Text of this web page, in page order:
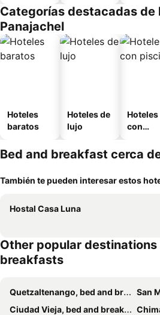
o
Categorías destacadas de
Panajachel
Hoteles
baratos
Hoteles de
lujo
Hoteles
con
Bed and breakfast cerca
También te pueden interesar estos
Hostal Casa Luna
Other popular
breakfasts
Quetzaltenango, bed and breakfasts
San
Ciudad Vieja, bed and breakfasts